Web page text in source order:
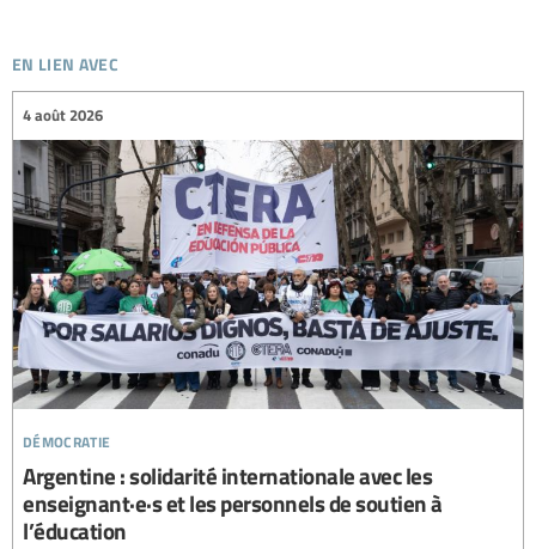
en lien avec
démocratie
4 août 2026
Argentine : solidarité internationale avec les
enseignant·e·s et les personnels de soutien à
l’éducation